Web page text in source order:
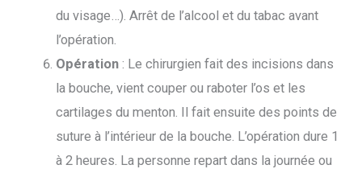
du visage…). Arrêt de l’alcool et du tabac avant
l’opération.
Opération : Le chirurgien fait des incisions dans
la bouche, vient couper ou raboter l’os et les
cartilages du menton. Il fait ensuite des points de
suture à l’intérieur de la bouche. L’opération dure 1
à 2 heures. La personne repart dans la journée ou